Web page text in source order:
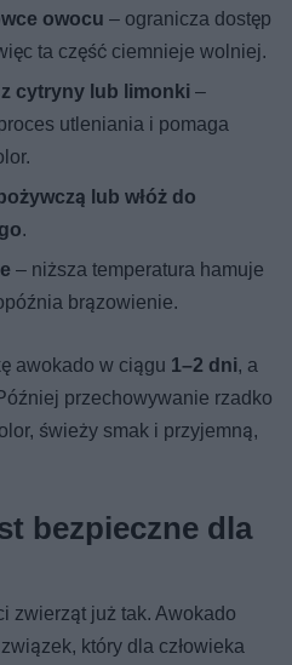
owocu – ogranicza dostęp
ta część ciemnieje wolniej.
cytryny lub limonki –
utleniania i pomaga
lub włóż do
.
– niższa temperatura hamuje
brązowienie.
awokado w ciągu 1–2 dni, a
przechowywanie rzadko
świeży smak i przyjemną,
bezpieczne dla
zwierząt już tak. Awokado
który dla człowieka